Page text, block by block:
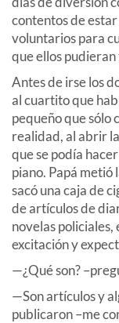
contentos de
voluntarios para
que ellos
Antes de irse los
al cuartito que
pequeño que sólo
realidad, al abrir
que se podía
piano. Papá
sacó una caja de
de artículos de
novelas policiales,
excitación y
—¿Qué son?
—Son artículos y
publicaron –me